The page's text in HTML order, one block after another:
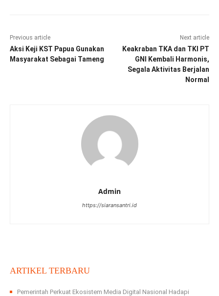
Previous article
Aksi Keji KST Papua Gunakan
Masyarakat Sebagai Tameng
Next article
Keakraban TKA dan TKI PT
GNI Kembali Harmonis,
Segala Aktivitas Berjalan
Normal
Admin
https://siaransantri.id
ARTIKEL TERBARU
Pemerintah Perkuat Ekosistem Media Digital Nasional Hadapi